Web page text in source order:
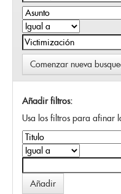
Comenzar nueva
Añadir filtros:
Usa los filtros para afinar